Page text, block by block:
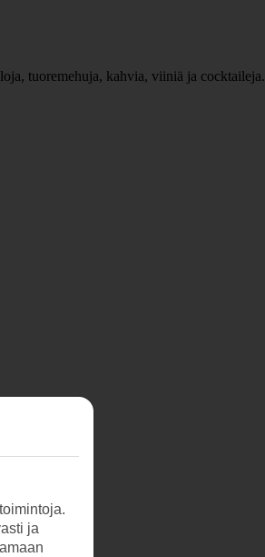
tuoremehuja, kahvia, viiniä ja cocktaileja.
ja